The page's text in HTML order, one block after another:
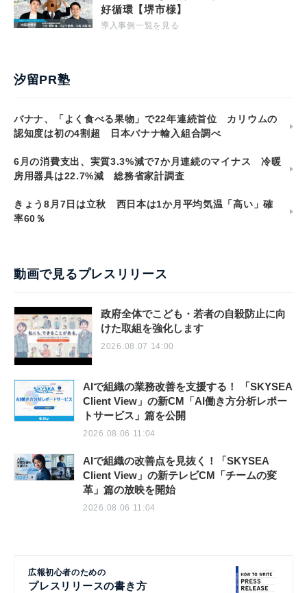
好循環【堺市様】
導入事例一覧を見る
汐留PR塾
バナナ、「よく食べる果物」で22年連続首位 カリウムの
認知度は初の4割超 日本バナナ輸入組合調べ
6月の消費支出、実質3.3%減で7か月連続のマイナス 冷暖
房用器具は22.7%減 総務省家計調査
きょう8月7日は立秋 西日本は1か月平均気温「高い」確
率60％
動画で見るプレスリリース
政府全体でこども・若者の自殺防止に向
けた取組を強化します
2026.08.07 14:00
AIで組織の業務改善を支援する！ 「SKYSEA
Client View」の新CM「AI働き方分析レポー
トサービス」篇を公開
2026.08.06 11:04
AIで組織の改善点を見抜く！「SKYSEA
Client View」の新テレビCM「チームの変
革」篇の放映を開始
2026.08.06 11:04
広報初心者のための
プレスリリースの書き方